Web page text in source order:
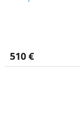
510 €